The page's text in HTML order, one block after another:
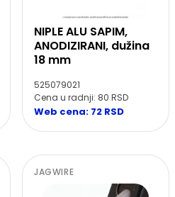
NIPLE ALU SAPIM,
ANODIZIRANI, dužina
18 mm
525079021
Cena u radnji: 80 RSD
Web cena: 72 RSD
JAGWIRE